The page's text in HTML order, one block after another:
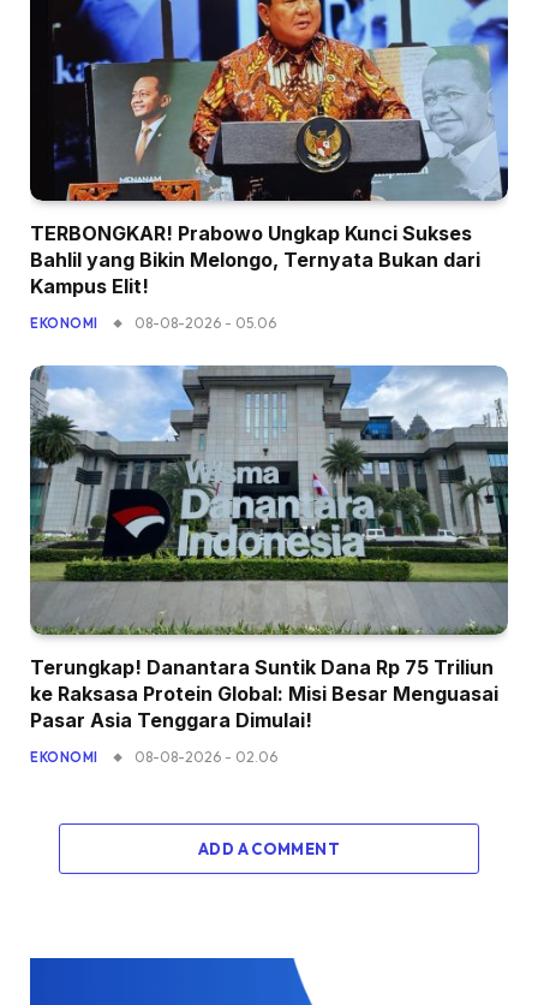
TERBONGKAR! Prabowo Ungkap Kunci Sukses
Bahlil yang Bikin Melongo, Ternyata Bukan dari
Kampus Elit!
EKONOMI 08-08-2026 - 05.06
Terungkap! Danantara Suntik Dana Rp 75 Triliun
ke Raksasa Protein Global: Misi Besar Menguasai
Pasar Asia Tenggara Dimulai!
EKONOMI 08-08-2026 - 02.06
ADD A COMMENT